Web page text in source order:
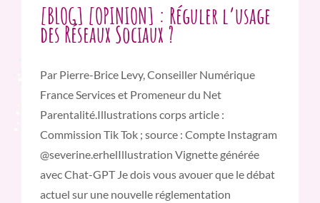
[BLOG] [OPINION] : Réguler l’usage
des Réseaux Sociaux ?
Par Pierre-Brice Levy, Conseiller Numérique
France Services et Promeneur du Net
Parentalité.Illustrations corps article :
Commission Tik Tok ; source : Compte Instagram
@severine.erhelIllustration Vignette générée
avec Chat-GPT Je dois vous avouer que le débat
actuel sur une nouvelle réglementation